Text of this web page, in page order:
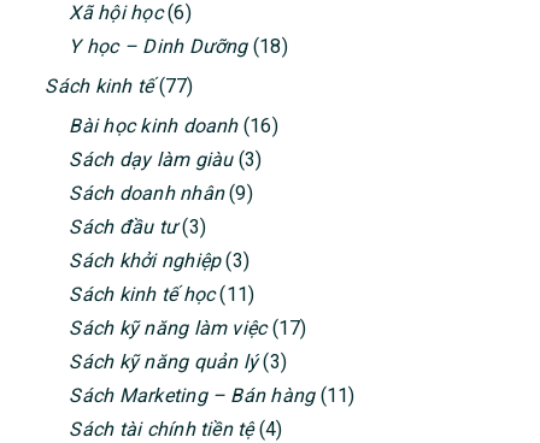
Xã hội học(6)
Y học – Dinh Dưỡng(18)
Sách kinh tế(77)
Bài học kinh doanh(16)
Sách dạy làm giàu(3)
Sách doanh nhân(9)
Sách đầu tư(3)
Sách khởi nghiệp(3)
Sách kinh tế học(11)
Sách kỹ năng làm việc(17)
Sách kỹ năng quản lý(3)
Sách Marketing – Bán hàng(11)
Sách tài chính tiền tệ(4)